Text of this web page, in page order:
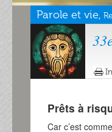
Parole et vie,
Prêts à
Car c’est